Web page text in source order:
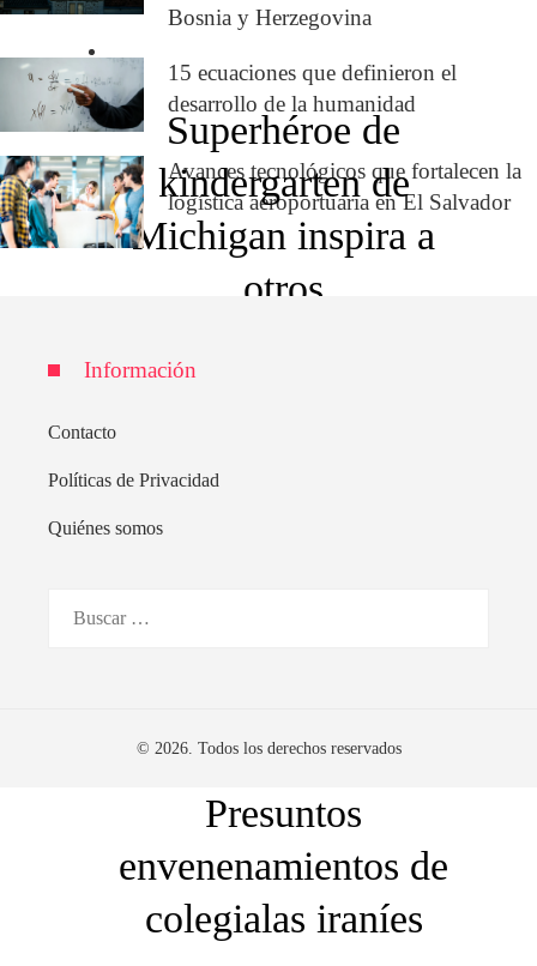
Superhéroe de
kindergarten de
Michigan inspira a
otros
Un estudio revela un
para el colesterol alto
Presuntos
envenenamientos de
colegialas iraníes
Bosnia y Herzegovina
15 ecuaciones que definieron el
desarrollo de la humanidad
Avances tecnológicos que fortalecen la
logística aeroportuaria en El Salvador
Información
Contacto
Políticas de Privacidad
Quiénes somos
© 2026. Todos los derechos reservados